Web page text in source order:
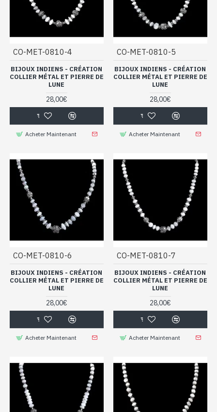
CO-MET-0810-4
BIJOUX INDIENS - CRÉATION
COLLIER MÉTAL ET PIERRE DE
LUNE
28,00€
Acheter Maintenant
CO-MET-0810-5
BIJOUX INDIENS - CRÉATION
COLLIER MÉTAL ET PIERRE DE
LUNE
28,00€
Acheter Maintenant
CO-MET-0810-6
BIJOUX INDIENS - CRÉATION
COLLIER MÉTAL ET PIERRE DE
LUNE
28,00€
Acheter Maintenant
CO-MET-0810-7
BIJOUX INDIENS - CRÉATION
COLLIER MÉTAL ET PIERRE DE
LUNE
28,00€
Acheter Maintenant